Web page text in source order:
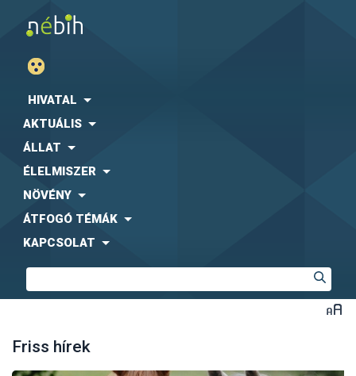
HIVATAL
AKTUÁLIS
ÁLLAT
ÉLELMISZER
NÖVÉNY
ÁTFOGÓ TÉMÁK
KAPCSOLAT
Friss hírek